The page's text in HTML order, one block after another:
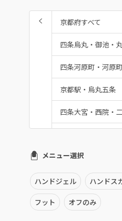
京都府すべて
四条烏丸・御池・
四条河原町・河原
京都駅・烏丸五条
四条大宮・西院・
上京区・左京区・北
山科・東山
南区・伏見
メニュー選択
ハンドジェル ハンドス
フット オフのみ